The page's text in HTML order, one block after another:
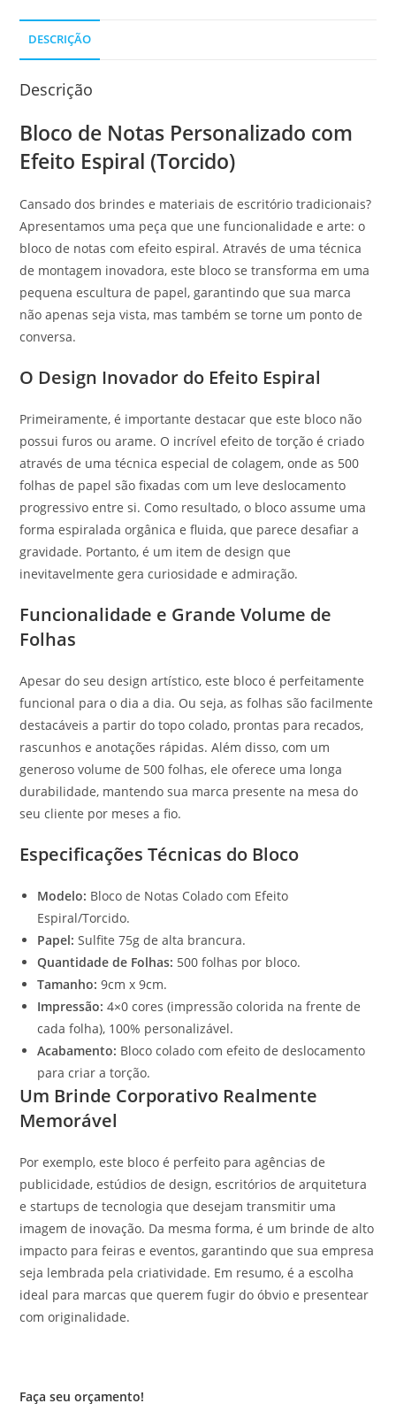
DESCRIÇÃO
Descrição
Bloco de Notas Personalizado com
Efeito Espiral (Torcido)
Cansado dos brindes e materiais de escritório tradicionais?
Apresentamos uma peça que une funcionalidade e arte: o
bloco de notas com efeito espiral. Através de uma técnica
de montagem inovadora, este bloco se transforma em uma
pequena escultura de papel, garantindo que sua marca
não apenas seja vista, mas também se torne um ponto de
conversa.
O Design Inovador do Efeito Espiral
Primeiramente, é importante destacar que este bloco não
possui furos ou arame. O incrível efeito de torção é criado
através de uma técnica especial de colagem, onde as 500
folhas de papel são fixadas com um leve deslocamento
progressivo entre si. Como resultado, o bloco assume uma
forma espiralada orgânica e fluida, que parece desafiar a
gravidade. Portanto, é um item de design que
inevitavelmente gera curiosidade e admiração.
Funcionalidade e Grande Volume de
Folhas
Apesar do seu design artístico, este bloco é perfeitamente
funcional para o dia a dia. Ou seja, as folhas são facilmente
destacáveis a partir do topo colado, prontas para recados,
rascunhos e anotações rápidas. Além disso, com um
generoso volume de 500 folhas, ele oferece uma longa
durabilidade, mantendo sua marca presente na mesa do
seu cliente por meses a fio.
Especificações Técnicas do Bloco
Modelo: Bloco de Notas Colado com Efeito
Espiral/Torcido.
Papel: Sulfite 75g de alta brancura.
Quantidade de Folhas: 500 folhas por bloco.
Tamanho: 9cm x 9cm.
Impressão: 4×0 cores (impressão colorida na frente de
cada folha), 100% personalizável.
Acabamento: Bloco colado com efeito de deslocamento
para criar a torção.
Um Brinde Corporativo Realmente
Memorável
Por exemplo, este bloco é perfeito para agências de
publicidade, estúdios de design, escritórios de arquitetura
e startups de tecnologia que desejam transmitir uma
imagem de inovação. Da mesma forma, é um brinde de alto
impacto para feiras e eventos, garantindo que sua empresa
seja lembrada pela criatividade. Em resumo, é a escolha
ideal para marcas que querem fugir do óbvio e presentear
com originalidade.
Faça seu orçamento!